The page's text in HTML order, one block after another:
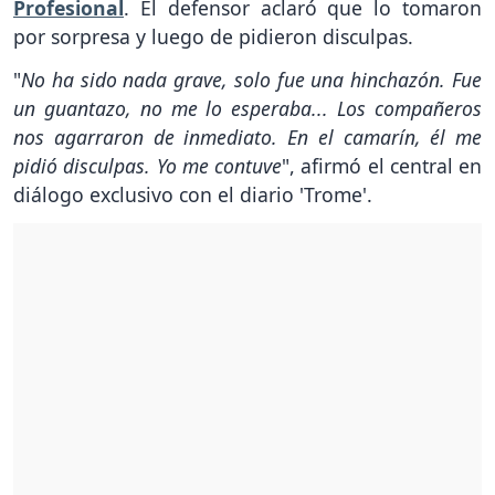
Profesional . El defensor aclaró que lo tomaron
por sorpresa y luego de pidieron disculpas.
"No ha sido nada grave, solo fue una hinchazón. Fue
un guantazo, no me lo esperaba... Los compañeros
nos agarraron de inmediato. En el camarín, él me
pidió disculpas. Yo me contuve", afirmó el central en
diálogo exclusivo con el diario 'Trome'.